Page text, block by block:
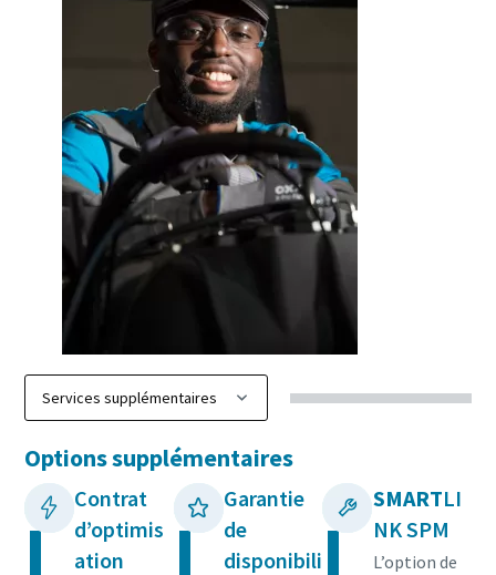
Options supplémentaires
Contrat
d’optimis
ation
Garantie
de
disponibili
SMARTLI
NK SPM
L’option de